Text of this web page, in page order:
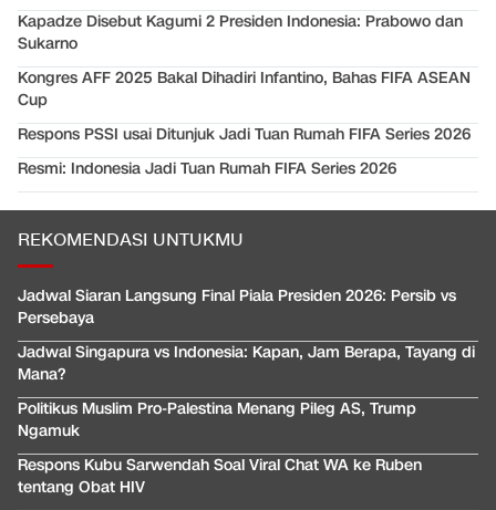
Kapadze Disebut Kagumi 2 Presiden Indonesia: Prabowo dan
Sukarno
Kongres AFF 2025 Bakal Dihadiri Infantino, Bahas FIFA ASEAN
Cup
Respons PSSI usai Ditunjuk Jadi Tuan Rumah FIFA Series 2026
Resmi: Indonesia Jadi Tuan Rumah FIFA Series 2026
REKOMENDASI UNTUKMU
Jadwal Siaran Langsung Final Piala Presiden 2026: Persib vs
Persebaya
Jadwal Singapura vs Indonesia: Kapan, Jam Berapa, Tayang di
Mana?
Politikus Muslim Pro-Palestina Menang Pileg AS, Trump
Ngamuk
Respons Kubu Sarwendah Soal Viral Chat WA ke Ruben
tentang Obat HIV